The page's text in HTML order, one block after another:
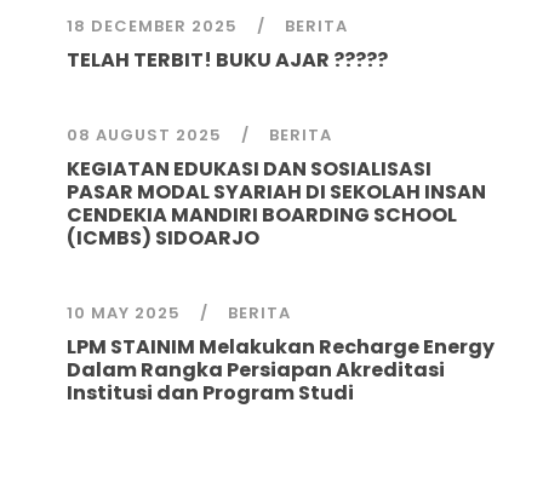
18 DECEMBER 2025 BERITA
TELAH TERBIT! BUKU AJAR ?????
08 AUGUST 2025 BERITA
KEGIATAN EDUKASI DAN SOSIALISASI
PASAR MODAL SYARIAH DI SEKOLAH INSAN
CENDEKIA MANDIRI BOARDING SCHOOL
(ICMBS) SIDOARJO
10 MAY 2025 BERITA
LPM STAINIM Melakukan Recharge Energy
Dalam Rangka Persiapan Akreditasi
Institusi dan Program Studi